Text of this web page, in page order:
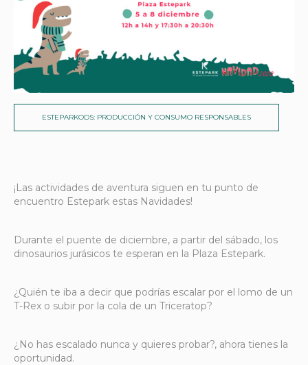
ESTEPARKODS: PRODUCCIÓN Y CONSUMO RESPONSABLES
¡Las actividades de aventura siguen en tu punto de
encuentro Estepark estas Navidades!
Durante el puente de diciembre, a partir del sábado, los
dinosaurios jurásicos te esperan en la Plaza Estepark.
¿Quién te iba a decir que podrías escalar por el lomo de un
T-Rex o subir por la cola de un Triceratop?
¿No has escalado nunca y quieres probar?, ahora tienes la
oportunidad.